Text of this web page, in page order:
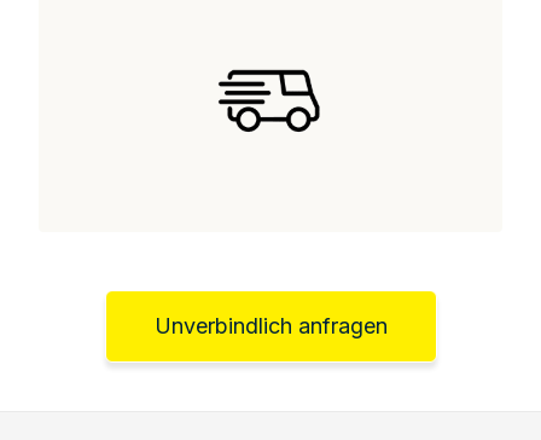
Unverbindlich anfragen